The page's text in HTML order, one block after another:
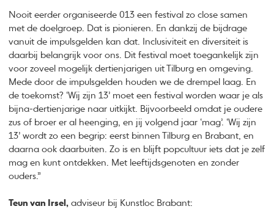
Nooit eerder organiseerde 013 een festival zo close samen
met de doelgroep. Dat is pionieren. En dankzij de bijdrage
vanuit de impulsgelden kan dat. Inclusiviteit en diversiteit is
daarbij belangrijk voor ons. Dit festival moet toegankelijk zijn
voor zoveel mogelijk dertienjarigen uit Tilburg en omgeving.
Mede door de impulsgelden houden we de drempel laag. En
de toekomst? ‘Wij zijn 13’ moet een festival worden waar je als
bijna-dertienjarige naar uitkijkt. Bijvoorbeeld omdat je oudere
zus of broer er al heenging, en jij volgend jaar ‘mag’. ‘Wij zijn
13’ wordt zo een begrip: eerst binnen Tilburg en Brabant, en
daarna ook daarbuiten. Zo is en blijft popcultuur iets dat je zelf
mag en kunt ontdekken. Met leeftijdsgenoten en zonder
ouders.”
Teun van Irsel, adviseur bij Kunstloc Brabant: